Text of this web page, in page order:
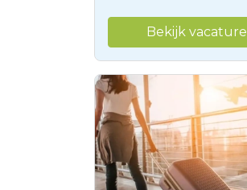
Bekijk vacature